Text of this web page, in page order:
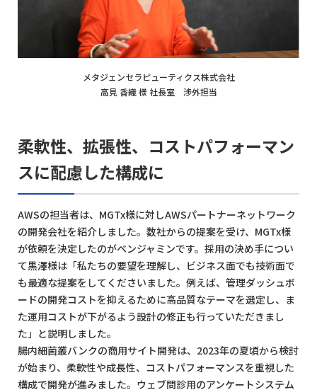
メタジェンセラピューティクス株式会社
高見 香織 様 社長室 渉外担当
柔軟性、拡張性、コストパフォーマン
スに配慮した構成に
AWSの担当者は、MGTx様に対しAWSパートナーネットワーク
の開発会社を紹介しました。数社からの提案を受け、MGTx様
が依頼を決定したのがベンジャミンです。採用の決め手につい
て黒澤様は「私たちの要望を理解し、ビジネス面でも技術面で
も最適な提案をしてくださいました。例えば、管理ダッシュボ
ードの開発コストを抑えるために高品質なテーマを選定し、ま
た運用コストが下がるよう設計の修正も行っていただきまし
た」と説明しました。
腸内細菌叢バンクの商用サイト開発は、2023年の夏頃から検討
が始まり、柔軟性や成長性、コストパフォーマンスを重視した
構成で開発が進みました。ウェブ問診用のアンケートシステム